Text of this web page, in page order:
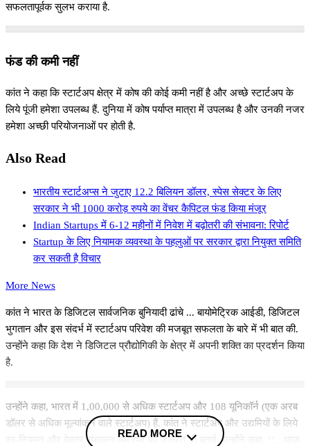
सफलतापूर्वक सुलभ कराया है.
फंड की कमी नहीं
कांत ने कहा कि स्टार्टअप क्षेत्र में कोष की कोई कमी नहीं है और अच्छे स्टार्टअप के
लिये पूंजी हमेशा उपलब्ध हैं. दुनिया में कोष पर्याप्त मात्रा में उपलब्ध है और उनकी नजर
हमेशा अच्छी परियोजनाओं पर होती है.
Also Read
भारतीय स्टार्टअप्स ने जुटाए 12.2 बिलियन डॉलर, स्पेस सेक्टर के लिए
सरकार ने भी 1000 करोड़ रुपये का वेंचर कैपिटल फंड किया मंजूर
Indian Startups में 6-12 महीनों में निवेश में बढ़ोतरी की संभावना: रिपोर्ट
Startup के लिए नियामक व्यवस्था के पहलुओं पर सरकार द्वारा नियुक्त समिति
कर सकती है विचार
More News
कांत ने भारत के डिजिटल सार्वजनिक बुनियादी ढांचे ... बायोमेट्रिक आईडी, डिजिटल
भुगतान और इस संदर्भ में स्टार्टअप परिवेश की मजबूत सफलता के बारे में भी बात की.
उन्होंने कहा कि देश ने डिजिटल प्रौद्योगिकी के क्षेत्र में अपनी शक्ति का प्रदर्शन किया
है.
उन्होंने कहा, भारत में 1,00,000 से अधिक स्टार्टअप और 108 यूनिकॉर्न (एक अरब
डॉलर से अधिक मूल्यांकन वाले स्टार्टअप) हैं. कांत ने स्टार्टअप और उद्यमियों के लिये
स्व-नियमन और बेहतर संचालन व्यवस्था की जरूरत भी बताई. उन्होंने कहा, ‘‘...आज
READ MORE